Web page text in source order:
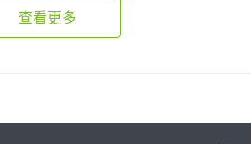
查看更多